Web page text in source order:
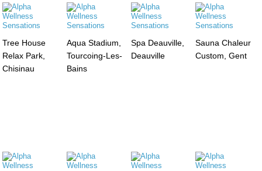
Tree House
Relax Park,
Chisinau
Aqua Stadium,
Tourcoing-Les-
Bains
Spa Deauville,
Deauville
Sauna Chaleur
Custom, Gent